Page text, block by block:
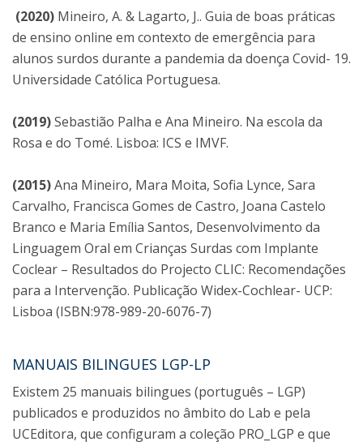
(2020) Mineiro, A. & Lagarto, J.. Guia de boas práticas
de ensino online em contexto de emergência para
alunos surdos durante a pandemia da doença Covid- 19.
Universidade Católica Portuguesa.
(2019)Sebastião Palha e Ana Mineiro. Na escola da
Rosa e do Tomé. Lisboa: ICS e IMVF.
(2015)Ana Mineiro, Mara Moita, Sofia Lynce, Sara
Carvalho, Francisca Gomes de Castro, Joana Castelo
Branco e Maria Emília Santos, Desenvolvimento da
Linguagem Oral em Crianças Surdas com Implante
Coclear – Resultados do Projecto CLIC: Recomendações
para a Intervenção. Publicação Widex-Cochlear- UCP:
Lisboa (ISBN:978-989-20-6076-7)
MANUAIS BILINGUES LGP-LP
Existem 25 manuais bilingues (português – LGP)
publicados e produzidos no âmbito do Lab e pela
UCEditora, que configuram a coleção PRO_LGP e que